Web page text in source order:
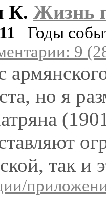
К. Жизнь
Годы
9
но я
так и